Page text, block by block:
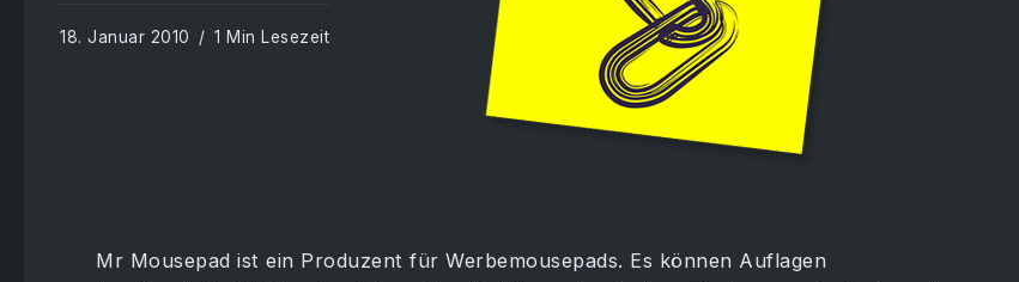
18. Januar 2010 1 Min Lesezeit
Mr Mousepad ist ein Produzent für Werbemousepads. Es können Auflagen